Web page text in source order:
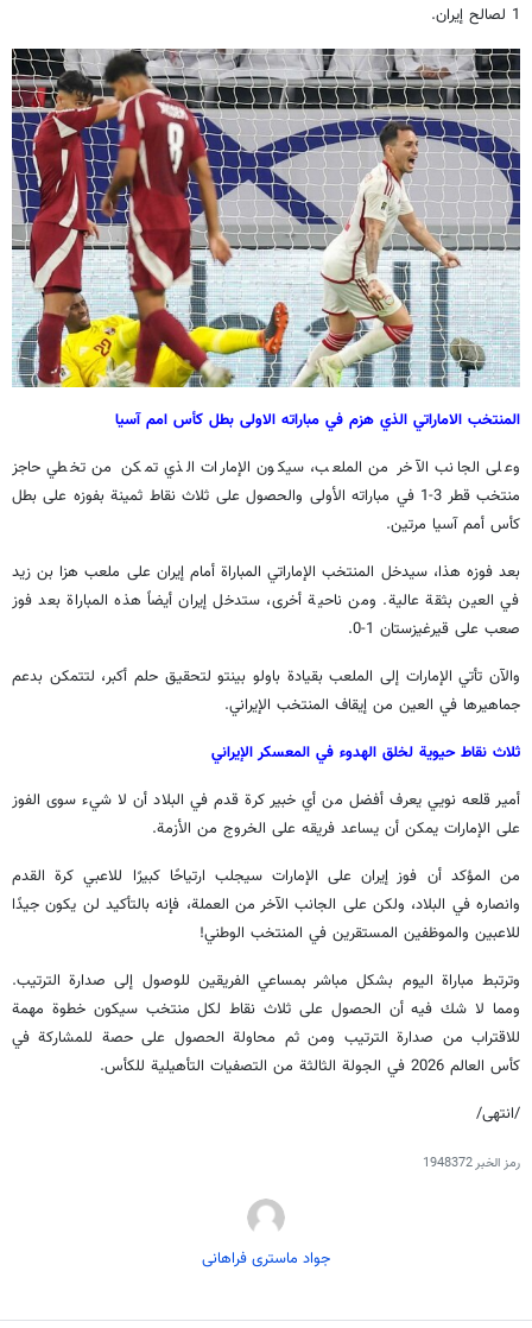
1 لصالح إيران.
المنتخب الاماراتي الذي هزم في مباراته الاولى بطل كأس امم آسيا
وعلى الجانب الآخر من الملعب، سيكون الإمارات الذي تمكن من تخطي حاجز
منتخب قطر 3-1 في مباراته الأولى والحصول على ثلاث نقاط ثمينة بفوزه على بطل
كأس أمم آسيا مرتين.
بعد فوزه هذا، سيدخل المنتخب الإماراتي المباراة أمام إيران على ملعب هزا بن زيد
في العين بثقة عالية. ومن ناحية أخرى، ستدخل إيران أيضاً هذه المباراة بعد فوز
صعب على قيرغيزستان 1-0.
والآن تأتي الإمارات إلى الملعب بقيادة باولو بينتو لتحقيق حلم أكبر، لتتمكن بدعم
جماهيرها في العين من إيقاف المنتخب الإيراني.
ثلاث نقاط حيوية لخلق الهدوء في المعسكر الإيراني
أمير قلعه نويي يعرف أفضل من أي خبير كرة قدم في البلاد أن لا شيء سوى الفوز
على الإمارات يمكن أن يساعد فريقه على الخروج من الأزمة.
من المؤكد أن فوز إيران على الإمارات سيجلب ارتياحًا كبيرًا للاعبي كرة القدم
وانصاره في البلاد، ولكن على الجانب الآخر من العملة، فإنه بالتأكيد لن يكون جيدًا
للاعبين والموظفين المستقرين في المنتخب الوطني!
وترتبط مباراة اليوم بشكل مباشر بمساعي الفريقين للوصول إلى صدارة الترتيب.
ومما لا شك فيه أن الحصول على ثلاث نقاط لكل منتخب سيكون خطوة مهمة
للاقتراب من صدارة الترتيب ومن ثم محاولة الحصول على حصة للمشاركة في
كأس العالم 2026 في الجولة الثالثة من التصفيات التأهيلية للكأس.
/انتهى/
رمز الخبر1948372
جواد ماستری فراهانی